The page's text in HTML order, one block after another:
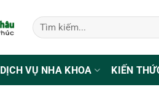
DỊCH VỤ NHA KHOA KIẾN